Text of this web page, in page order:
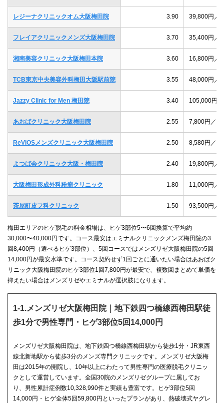
レジーナクリニックオム大阪梅田院 3.90 39,800円／
フレイアクリニックメンズ大阪梅田院 3.70 35,400円／
湘南美容クリニック大阪梅田本院 3.60 16,800円／
TCB東京中央美容外科梅田大阪駅前院 3.55 48,000円／
Jazzy Clinic for Men 梅田院 3.40 105,000円
あおばクリニック大阪梅田院 2.55 7,800円／1
ReVIOSメンズクリニック大阪梅田院 2.50 8,580円／1
よつば会クリニック大阪・梅田院 2.40 19,800円／
大阪梅田形成外科粉瘤クリニック 1.80 11,000円／
茶屋町皮フ科クリニック 1.50 93,500円／
梅田エリアのヒゲ脱毛の料金相場は、ヒゲ3部位5〜6回換算で平均約
30,000〜40,000円です。コース最安はエミナルクリニックメンズ梅田院の3
回8,400円（選べるヒゲ3部位）、5回コースではメンズリゼ大阪梅田院の5回
14,000円が最安水準です。コース契約せず1回ごとに通いたい場合はあおばク
リニック大阪梅田院のヒゲ3部位1回7,800円が最安で、複数回まとめて単価を
抑えたい場合はメンズリゼやエミナルが選択肢になります。
1-1.メンズリゼ大阪梅田院｜地下鉄四つ橋線西梅田駅徒
歩1分で男性専門・ヒゲ3部位5回14,000円
メンズリゼ大阪梅田院は、地下鉄四つ橋線西梅田駅から徒歩1分・JR東西
線北新地駅から徒歩3分のメンズ専門クリニックです。メンズリゼ大阪梅
田は2015年の開院し、10年以上にわたって男性専門の医療脱毛クリニッ
クとして運営しています。全国30院のメンズリゼグループに属してお
り、男性累計症例数10,328,990件と実績も豊富です。ヒゲ3部位5回
14,000円・ヒゲ全体5回59,800円といったプランがあり、熱破壊式ヤグレ